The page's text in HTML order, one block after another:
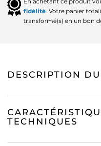
fidélité. Votre panier
transformé(s) en un bon
DESCRIPTION
TECHNIQUES